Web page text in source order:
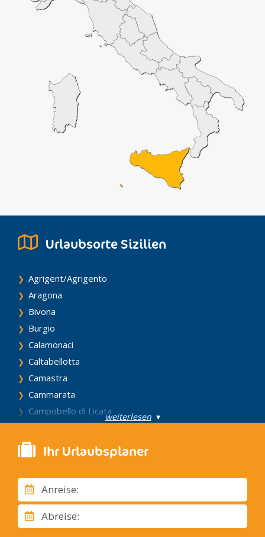
Urlaubsorte Sizilien
Agrigent/Agrigento
Aragona
Bivona
Burgio
Calamonaci
Caltabellotta
Camastra
Cammarata
Campobello di Licata
Casteltermini
Castrofilippo
Cattolica Eraclea
Cianciana
Comitini
Eraclea Minoa
weiterlesen▾
Ihr Urlaubsplaner
Anreise:
Abreise: